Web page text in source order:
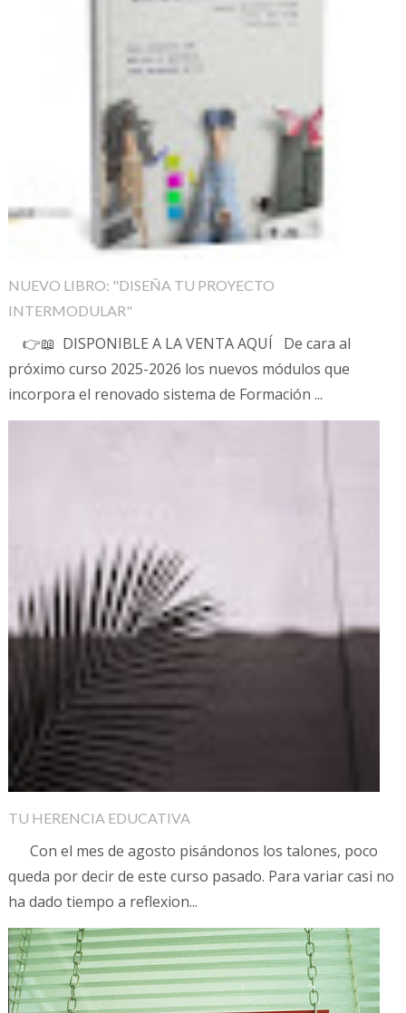
NUEVO LIBRO: "DISEÑA TU PROYECTO
INTERMODULAR"
👉📖 DISPONIBLE A LA VENTA AQUÍ De cara al
próximo curso 2025-2026 los nuevos módulos que
incorpora el renovado sistema de Formación ...
TU HERENCIA EDUCATIVA
Con el mes de agosto pisándonos los talones, poco
queda por decir de este curso pasado. Para variar casi no
ha dado tiempo a reflexion...